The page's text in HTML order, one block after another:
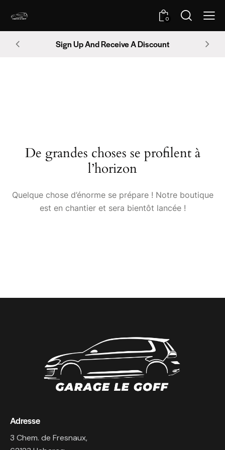
0
Sign Up And Receive A Discount
De grandes choses se profilent à
l’horizon
Quelque chose d’énorme se prépare ! Notre boutique
est en chantier et sera bientôt lancée !
Adresse
3 Chem. de Fresnaux,